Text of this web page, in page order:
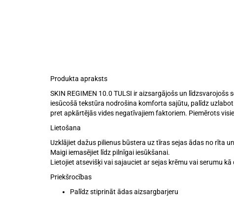
Produkta apraksts
SKIN REGIMEN 10.0 TULSI ir aizsargājošs un
iesūcošā tekstūra nodrošina komforta sajūtu, palīdz
pret apkārtējās vides negatīvajiem faktoriem. Piemērots
Lietošana
Uzklājiet dažus pilienus būstera uz tīras sejas ādas no rīta
Maigi iemasējiet līdz pilnīgai iesūkšanai.
Lietojiet atsevišķi vai sajauciet ar sejas krēmu vai serumu
Priekšrocības
Palīdz stiprināt ādas aizsargbarjeru